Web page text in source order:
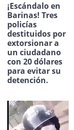
¡Escándalo en
Barinas! Tres
policías
destituidos por
extorsionar a
un ciudadano
con 20 dólares
para evitar su
detención.